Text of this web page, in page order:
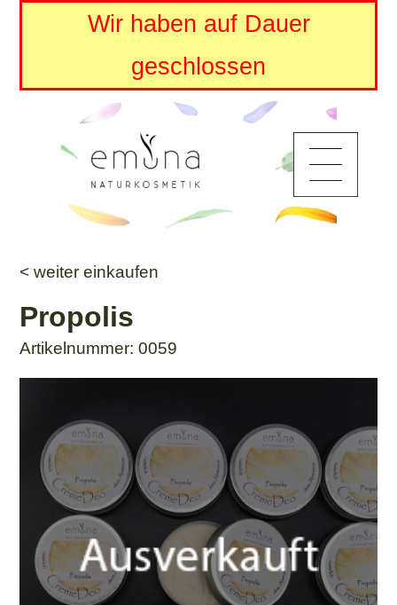
Wir haben auf Dauer
geschlossen
< weiter einkaufen
Propolis
Artikelnummer: 0059